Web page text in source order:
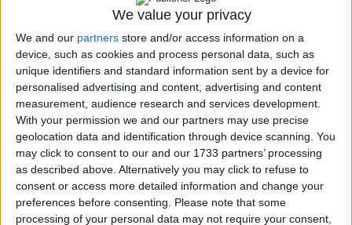
We value your privacy
We and our partners store and/or access information on a
device, such as cookies and process personal data, such as
unique identifiers and standard information sent by a device for
personalised advertising and content, advertising and content
measurement, audience research and services development.
With your permission we and our partners may use precise
geolocation data and identification through device scanning. You
may click to consent to our and our 1733 partners’ processing
as described above. Alternatively you may click to refuse to
consent or access more detailed information and change your
preferences before consenting.
Please note that some
processing of your personal data may not require your consent,
sfc /scannow fonctionne bien maintenant
Qui suis-je, à propos de l'auteur
depuis 2001, Insider depuis 2014.
Merci à Microsoft EMEA GBS de m’avoir permis de participer en 2014